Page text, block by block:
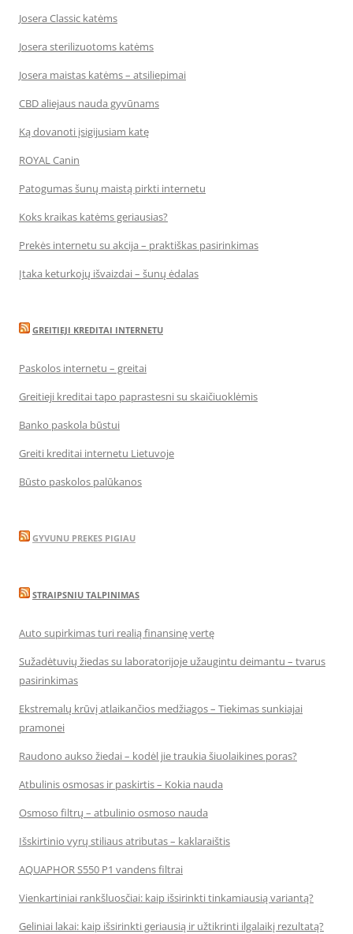
Josera Classic katėms
Josera sterilizuotoms katėms
Josera maistas katėms – atsiliepimai
CBD aliejaus nauda gyvūnams
Ką dovanoti įsigijusiam katę
ROYAL Canin
Patogumas šunų maistą pirkti internetu
Koks kraikas katėms geriausias?
Prekės internetu su akcija – praktiškas pasirinkimas
Įtaka keturkojų išvaizdai – šunų ėdalas
GREITIEJI KREDITAI INTERNETU
Paskolos internetu – greitai
Greitieji kreditai tapo paprastesni su skaičiuoklėmis
Banko paskola būstui
Greiti kreditai internetu Lietuvoje
Būsto paskolos palūkanos
GYVUNU PREKES PIGIAU
STRAIPSNIU TALPINIMAS
Auto supirkimas turi realią finansinę vertę
Sužadėtuvių žiedas su laboratorijoje užaugintu deimantu – tvarus
pasirinkimas
Ekstremalų krūvį atlaikančios medžiagos – Tiekimas sunkiajai
pramonei
Raudono aukso žiedai – kodėl jie traukia šiuolaikines poras?
Atbulinis osmosas ir paskirtis – Kokia nauda
Osmoso filtrų – atbulinio osmoso nauda
Išskirtinio vyrų stiliaus atributas – kaklaraištis
AQUAPHOR S550 P1 vandens filtrai
Vienkartiniai rankšluosčiai: kaip išsirinkti tinkamiausią variantą?
Geliniai lakai: kaip išsirinkti geriausią ir užtikrinti ilgalaikį rezultatą?